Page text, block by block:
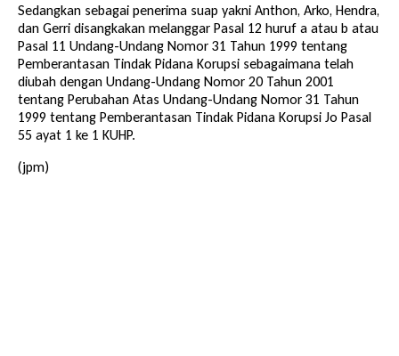
Sedangkan sebagai penerima suap yakni Anthon, Arko, Hendra,
dan Gerri disangkakan melanggar Pasal 12 huruf a atau b atau
Pasal 11 Undang-Undang Nomor 31 Tahun 1999 tentang
Pemberantasan Tindak Pidana Korupsi sebagaimana telah
diubah dengan Undang-Undang Nomor 20 Tahun 2001
tentang Perubahan Atas Undang-Undang Nomor 31 Tahun
1999 tentang Pemberantasan Tindak Pidana Korupsi Jo Pasal
55 ayat 1 ke 1 KUHP.
(jpm)